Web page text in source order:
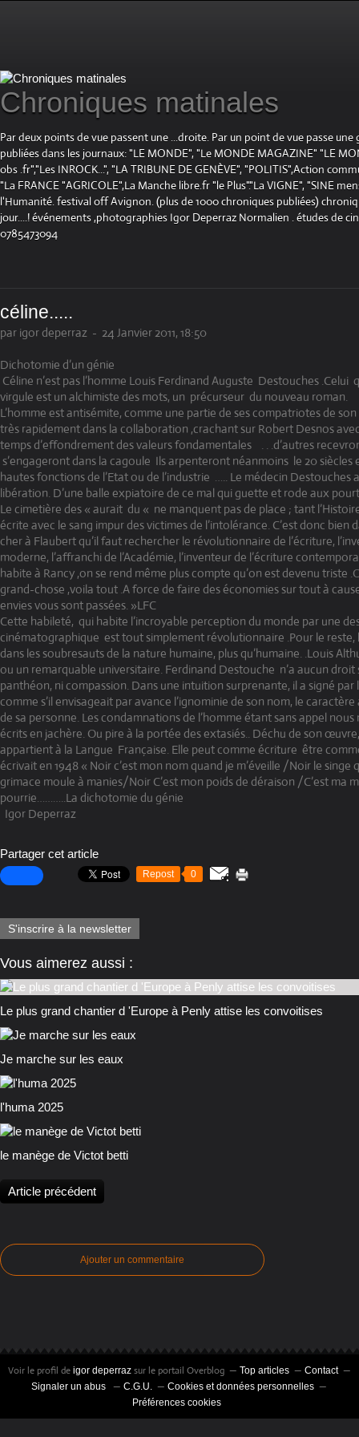
Chroniques matinales
Par deux points de vue passent une ...droite. Par un point de vue passe
publiées dans les journaux: "LE MONDE", "Le MONDE MAGAZINE" "LE
obs .fr","Les INROCK...", "LA TRIBUNE DE GENÈVE", "POLITIS",Action
"La FRANCE "AGRICOLE",La Manche libre.fr "le Plus"."La VIGNE", "SINE
l'Humanité. festival off Avignon. (plus de 1000 chroniques publiées)
jour....! événements ,photographies Igor Deperraz Normalien . études de
0785473094
céline.....
par igor deperraz - 24 Janvier 2011, 18:50
Dichotomie d’un génie
Céline n’est pas l’homme Louis Ferdinand Auguste Destouches .Celui
virgule est un alchimiste des mots, un précurseur du nouveau roman.
L’homme est antisémite, comme une partie de ses compatriotes de son
très rapidement dans la collaboration ,crachant sur Robert Desnos
temps d’effondrement des valeurs fondamentales
. . .d’autres
s’engageront dans la cagoule Ils arpenteront néanmoins le 20 siècles
hautes fonctions de l’Etat ou de l’industrie ….. Le médecin Destouches
libération. D’une balle expiatoire de ce mal qui guette et rode aux
Le cimetière des « aurait du « ne manquent pas de place ; tant
écrite avec le sang impur des victimes de l’intolérance. C’est donc bien
cher à Flaubert qu’il faut rechercher le révolutionnaire de l’écriture,
moderne, l’affranchi de l’Académie, l’inventeur de l’écriture
habite à Rancy ,on se rend même plus compte qu’on est devenu triste
grand-chose ,voila tout .A force de faire des économies sur tout à
envies vous sont passées. »LFC
Cette habileté, qui habite l’incroyable perception du monde par une
cinématographique est tout simplement révolutionnaire .Pour le reste,
dans les soubresauts de la nature humaine, plus qu’humaine. .Louis
ou un remarquable universitaire. Ferdinand Destouche n’a aucun
panthéon, ni compassion. Dans une intuition surprenante, il a signé par
comme s’il envisageait par avance l’ignominie de son nom, le
de sa personne. Les condamnations de l’homme étant sans appel nous
écrits en jachère. Ou pire à la portée des extasiés.. Déchu de son
appartient à la Langue Française. Elle peut comme écriture être
écrivait en 1948 « Noir c’est mon nom quand je m’éveille /Noir le singe
grimace moule à manies/Noir C’est mon poids de déraison /C’est ma
pourrie………..La dichotomie du génie
Igor Deperraz
Partager cet article
Repost 0
S'inscrire à la newsletter
Vous aimerez aussi :
Le plus grand chantier d 'Europe à Penly attise les convoitises
Je marche sur les eaux
l'huma 2025
le manège de Victot betti
Article précédent
Ajouter un commentaire
Voir le profil de igor deperraz sur le portail Overblog Top articles
Contact
Signaler un abus
C.G.U.
Cookies et données personnelles
Préférences cookies